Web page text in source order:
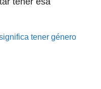
tener género